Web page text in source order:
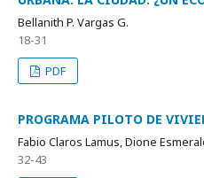
Bellanith P. Vargas G.
18-31
PDF
PROGRAMA PILOTO DE
Fabio Claros Lamus, Dione
32-43